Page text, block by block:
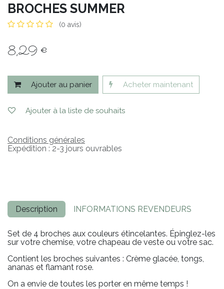
BROCHES SUMMER
(0 avis)
8,29€
Ajouter au panier Acheter maintenant
Ajouter à la liste de souhaits
Conditions générales
Expédition : 2-3 jours ouvrables
Description INFORMATIONS REVENDEURS
Set de 4 broches aux couleurs étincelantes. Épinglez-les
sur votre chemise, votre chapeau de veste ou votre sac.
Contient les broches suivantes : Crème glacée, tongs,
ananas et flamant rose.
On a envie de toutes les porter en même temps !